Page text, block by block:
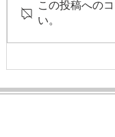
頑張るあなた
この投稿への
い。